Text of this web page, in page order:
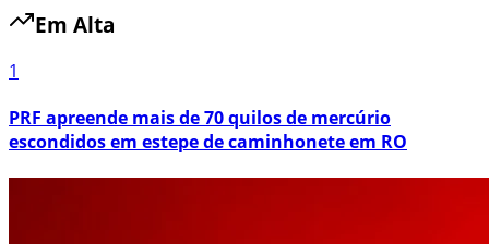
Em Alta
1
PRF apreende mais de 70 quilos de mercúrio
escondidos em estepe de caminhonete em RO